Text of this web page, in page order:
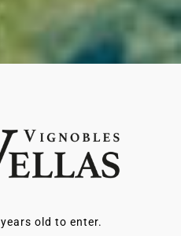
years old to enter.